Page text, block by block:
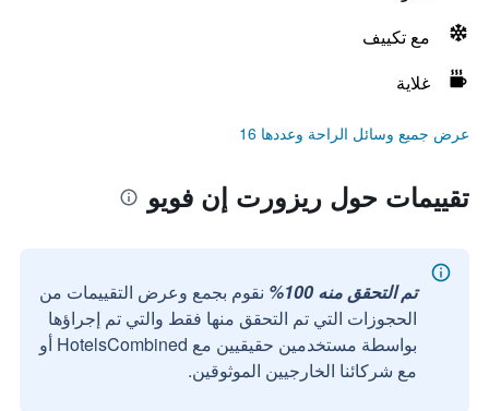
مع تكييف
غلاية
عرض جميع وسائل الراحة وعددها 16
تقييمات حول ريزورت إن فويو
تم التحقق منه 100%
نقوم بجمع وعرض التقييمات من
الحجوزات التي تم التحقق منها فقط والتي تم إجراؤها
بواسطة مستخدمين حقيقيين مع HotelsCombined أو
مع شركائنا الخارجيين الموثوقين.